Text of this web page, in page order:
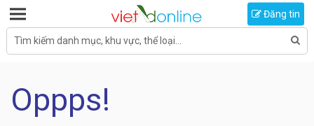
Toggle navigation
Tìm kiếm danh mục, khu vực, thể loại...
Đăng tin
Oppps!